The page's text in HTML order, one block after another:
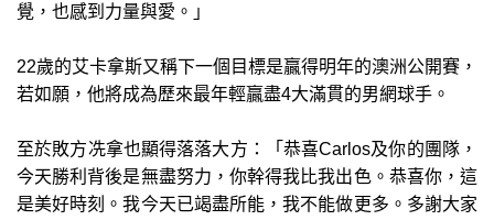
覺，也感到力量與愛。」
22歲的艾卡拿斯又稱下一個目標是贏得明年的澳洲公開賽，
若如願，他將成為歷來最年輕贏盡4大滿貫的男網球手。
至於敗方冼拿也顯得落落大方：「恭喜Carlos及你的團隊，
今天勝利背後是無盡努力，你幹得我比我出色。恭喜你，這
是美好時刻。我今天已竭盡所能，我不能做更多。多謝大家